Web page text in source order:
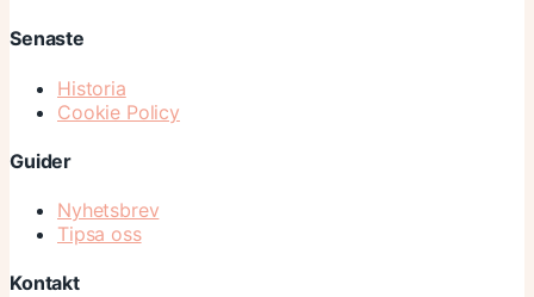
Senaste
Historia
Cookie Policy
Guider
Nyhetsbrev
Tipsa oss
Kontakt